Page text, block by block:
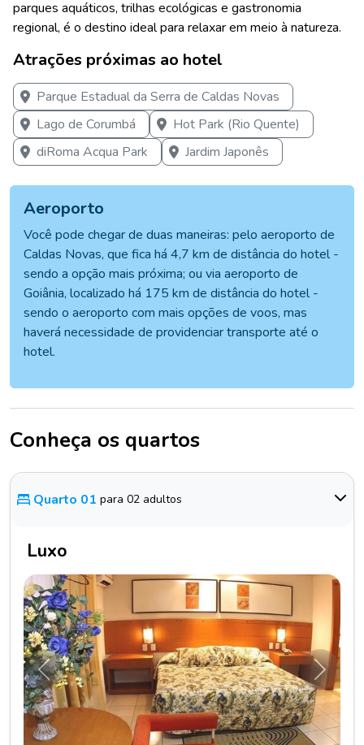
parques aquáticos, trilhas ecológicas e gastronomia
regional, é o destino ideal para relaxar em meio à natureza.
Atrações próximas ao hotel
Parque Estadual da Serra de Caldas Novas
Lago de Corumbá
Hot Park (Rio Quente)
diRoma Acqua Park
Jardim Japonês
Aeroporto
Você pode chegar de duas maneiras: pelo aeroporto de
Caldas Novas, que fica há 4,7 km de distância do hotel -
sendo a opção mais próxima; ou via aeroporto de
Goiânia, localizado há 175 km de distância do hotel -
sendo o aeroporto com mais opções de voos, mas
haverá necessidade de providenciar transporte até o
hotel.
Conheça os quartos
Quarto 01 para 02 adultos
Luxo
Anterior